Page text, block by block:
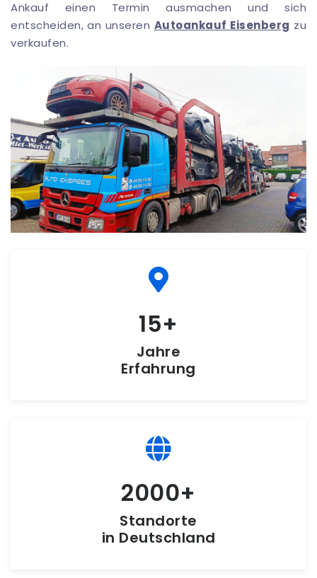
Ankauf einen Termin ausmachen und sich
entscheiden, an unseren Autoankauf Eisenberg zu
verkaufen.
15
Jahre
Erfahrung
2000
Standorte
in Deutschland